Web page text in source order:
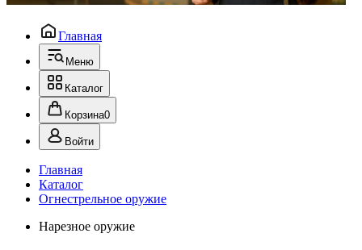
Главная
Меню
Каталог
Корзина0
Войти
Главная
Каталог
Огнестрельное оружие
Нарезное оружие